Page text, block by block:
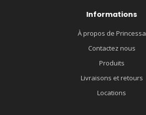
Informations
À propos de Princessa
Contactez nous
Produits
Livraisons et retours
Locations